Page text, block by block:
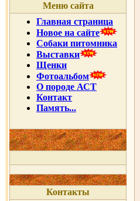
Меню сайта
Главная страница
Новое на сайте
Собаки питомника
Выставки
Щенки
Фотоальбом
О породе АСТ
Контакт
Память...
Контакты